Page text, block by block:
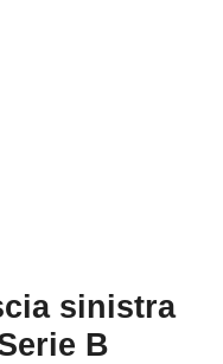
sinistra
B